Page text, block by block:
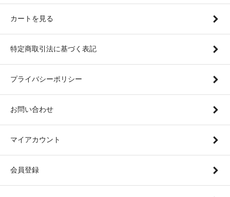
カートを見る
特定商取引法に基づく表記
プライバシーポリシー
お問い合わせ
マイアカウント
会員登録